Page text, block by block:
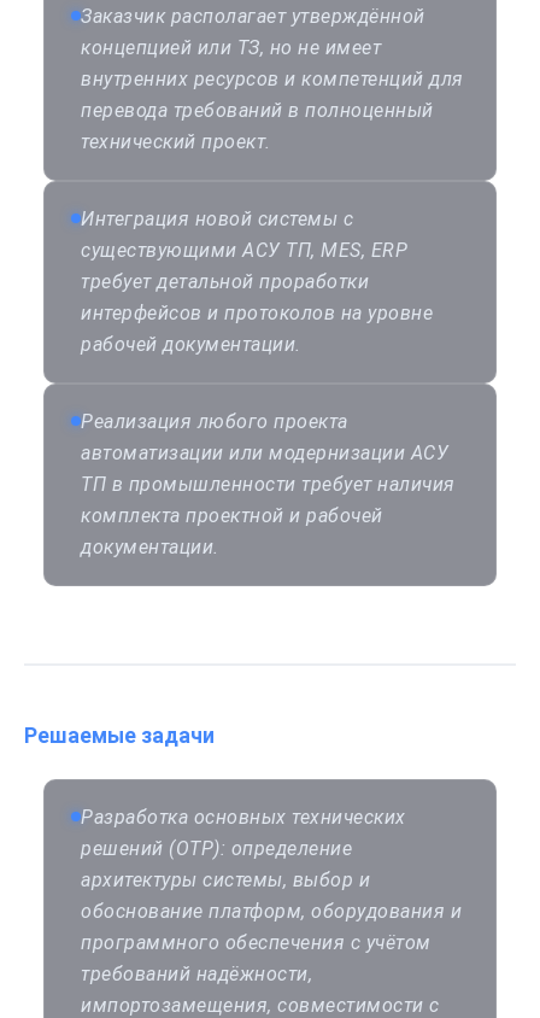
Заказчик располагает утверждённой
концепцией или ТЗ, но не имеет
внутренних ресурсов и компетенций для
перевода требований в полноценный
технический проект.
Интеграция новой системы с
существующими АСУ ТП, MES, ERP
требует детальной проработки
интерфейсов и протоколов на уровне
рабочей документации.
Реализация любого проекта
автоматизации или модернизации АСУ
ТП в промышленности требует наличия
комплекта проектной и рабочей
документации.
Решаемые задачи
Разработка основных технических
решений (ОТР): определение
архитектуры системы, выбор и
обоснование платформ, оборудования и
программного обеспечения с учётом
требований надёжности,
импортозамещения, совместимости с